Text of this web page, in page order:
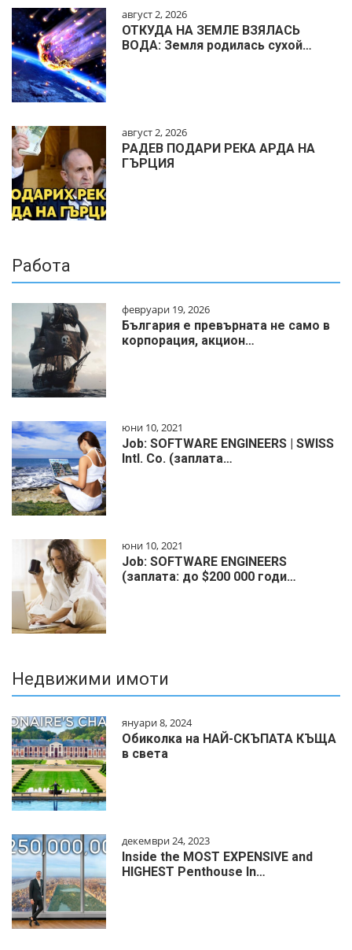
август 2, 2026
ОТКУДА НА ЗЕМЛЕ ВЗЯЛАСЬ
ВОДА: Земля родилась сухой…
август 2, 2026
РАДЕВ ПОДАРИ РЕКА АРДА НА
ГЪРЦИЯ
Работа
февруари 19, 2026
България е превърната не само в
корпорация, акцион…
юни 10, 2021
Job: SOFTWARE ENGINEERS | SWISS
Intl. Co. (заплата…
юни 10, 2021
Job: SOFTWARE ENGINEERS
(заплата: до $200 000 годи…
Недвижими имоти
януари 8, 2024
Обиколка на НАЙ-СКЪПАТА КЪЩА
в света
декември 24, 2023
Inside the MOST EXPENSIVE and
HIGHEST Penthouse In…